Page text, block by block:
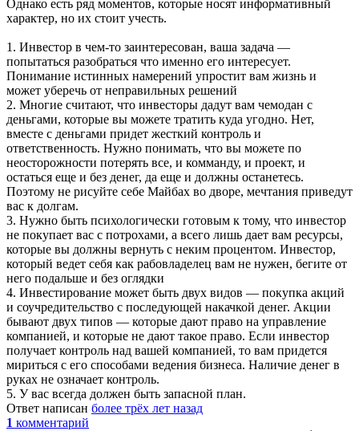
Однако есть ряд моментов, которые носят информативный
характер, но их стоит учесть.
1. Инвестор в чем-то заинтересован, ваша задача —
попытаться разобраться что именно его интересует.
Понимание истинных намерений упростит вам жизнь и
может уберечь от неправильных решений
2. Многие считают, что инвесторы дадут вам чемодан с
деньгами, которые вы можете тратить куда угодно. Нет,
вместе с деньгами придет жесткий контроль и
ответственность. Нужно понимать, что вы можете по
неосторожности потерять все, и комманду, и проект, и
остаться еще и без денег, да еще и должны останетесь.
Поэтому не рисуйте себе Майбах во дворе, мечтания приведут
вас к долгам.
3. Нужно быть психологически готовым к тому, что инвестор
не покупает вас с потрохами, а всего лишь дает вам ресурсы,
которые вы должны вернуть с неким процентом. Инвестор,
который ведет себя как рабовладелец вам не нужен, бегите от
него подальше и без оглядки
4. Инвестирование может быть двух видов — покупка акций
и соучредительство с последующей накачкой денег. Акции
бывают двух типов — которые дают право на управление
компанией, и которые не дают такое право. Если инвестор
получает контроль над вашей компанией, то вам придется
мириться с его способами ведения бизнеса. Наличие денег в
руках не означает контроль.
5. У вас всегда должен быть запасной план.
Ответ написан более трёх лет назад
1 комментарий